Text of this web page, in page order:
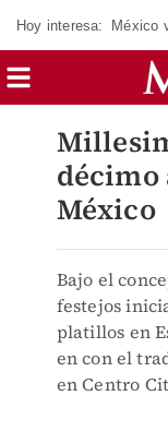
Hoy interesa: México
décimo
México
Bajo el
festejos
platillos en
en con el
en Centro